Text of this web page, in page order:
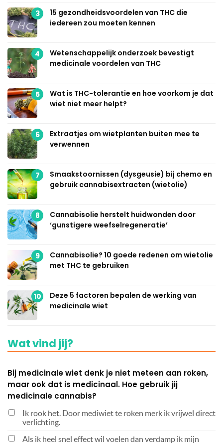
3
15 gezondheidsvoordelen van THC die
iedereen zou moeten kennen
4
Wetenschappelijk onderzoek bevestigt
medicinale voordelen van THC
5
Wat is THC-tolerantie en hoe voorkom je dat
wiet niet meer helpt?
6
Extraatjes om wietplanten buiten mee te
verwennen
7
Smaakstoornissen (dysgeusie) bij chemo en
gebruik cannabisextracten (wietolie)
8
Cannabisolie herstelt huidwonden door
‘gunstigere weefselregeneratie’
9
Cannabisolie? 10 goede redenen om wietolie
met THC te gebruiken
10
Deze 5 factoren bepalen de werking van
medicinale wiet
Wat vind jij?
Bij medicinale wiet denk je niet meteen aan roken,
maar ook dat is medicinaal. Hoe gebruik jij
medicinale cannabis?
Ik rook het. Door mediwiet te roken merk ik vrijwel direct
verlichting.
Als ik heel snel effect wil voelen dan verdamp ik mijn